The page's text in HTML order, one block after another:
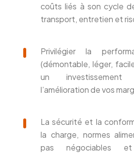
coûts liés à son cycle
transport, entretien et
Privilégier la
(démontable, léger,
un
l’amélioration de vos
La sécurité et la
la charge, normes
pas négociables